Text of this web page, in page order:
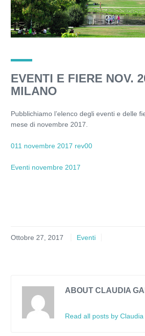
EVENTI E FIERE NOV.
MILANO
Pubblichiamo l’elenco degli eventi e delle
mese di novembre 2017.
011 novembre 2017 rev00
Eventi novembre 2017
Ottobre 27, 2017 Eventi
ABOUT CLAUDIA
Read all posts by